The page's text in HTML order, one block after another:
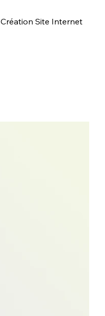
Création Site Internet